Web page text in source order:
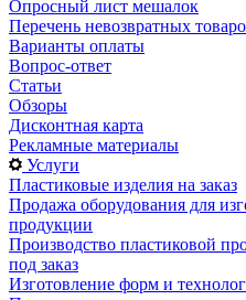
Опросный лист мешалок
Перечень невозвратных
Варианты оплаты
Вопрос-ответ
Статьи
Обзоры
Дисконтная карта
Рекламные материалы
Услуги
Пластиковые изделия на заказ
Продажа оборудования для
продукции
Производство пластиковой
под заказ
Изготовление форм и